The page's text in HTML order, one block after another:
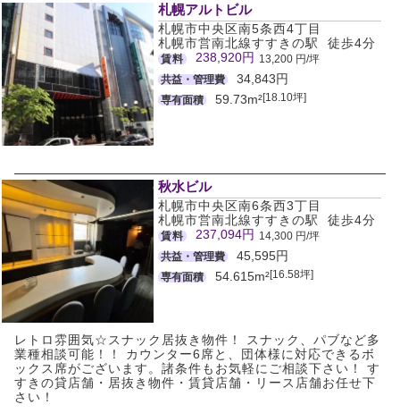
札幌アルトビル
札幌市中央区南5条西4丁目
札幌市営南北線すすきの駅 徒歩4分
賃料 238,920円 13,200 円/坪
共益・管理費
34,843円
専有面積 59.73m²[18.10坪]
秋水ビル
札幌市中央区南6条西3丁目
札幌市営南北線すすきの駅 徒歩4分
賃料 237,094円 14,300 円/坪
共益・管理費
45,595円
専有面積 54.615m²[16.58坪]
レトロ雰囲気☆スナック居抜き物件！ スナック、パブなど多
業種相談可能！！ カウンター6席と、団体様に対応できるボ
ックス席がございます。諸条件もお気軽にご相談下さい！ す
すきの貸店舗・居抜き物件・賃貸店舗・リース店舗お任せ下
さい！